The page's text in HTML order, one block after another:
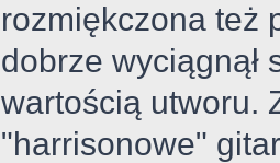
rozmiękczona też
dobrze wyciągnął
wartością utworu.
"harrisonowe"